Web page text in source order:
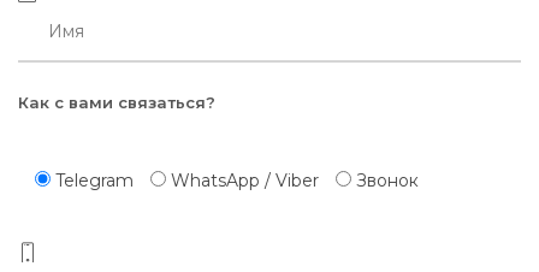
Как с вами связаться?
Telegram WhatsApp / Viber Звонок